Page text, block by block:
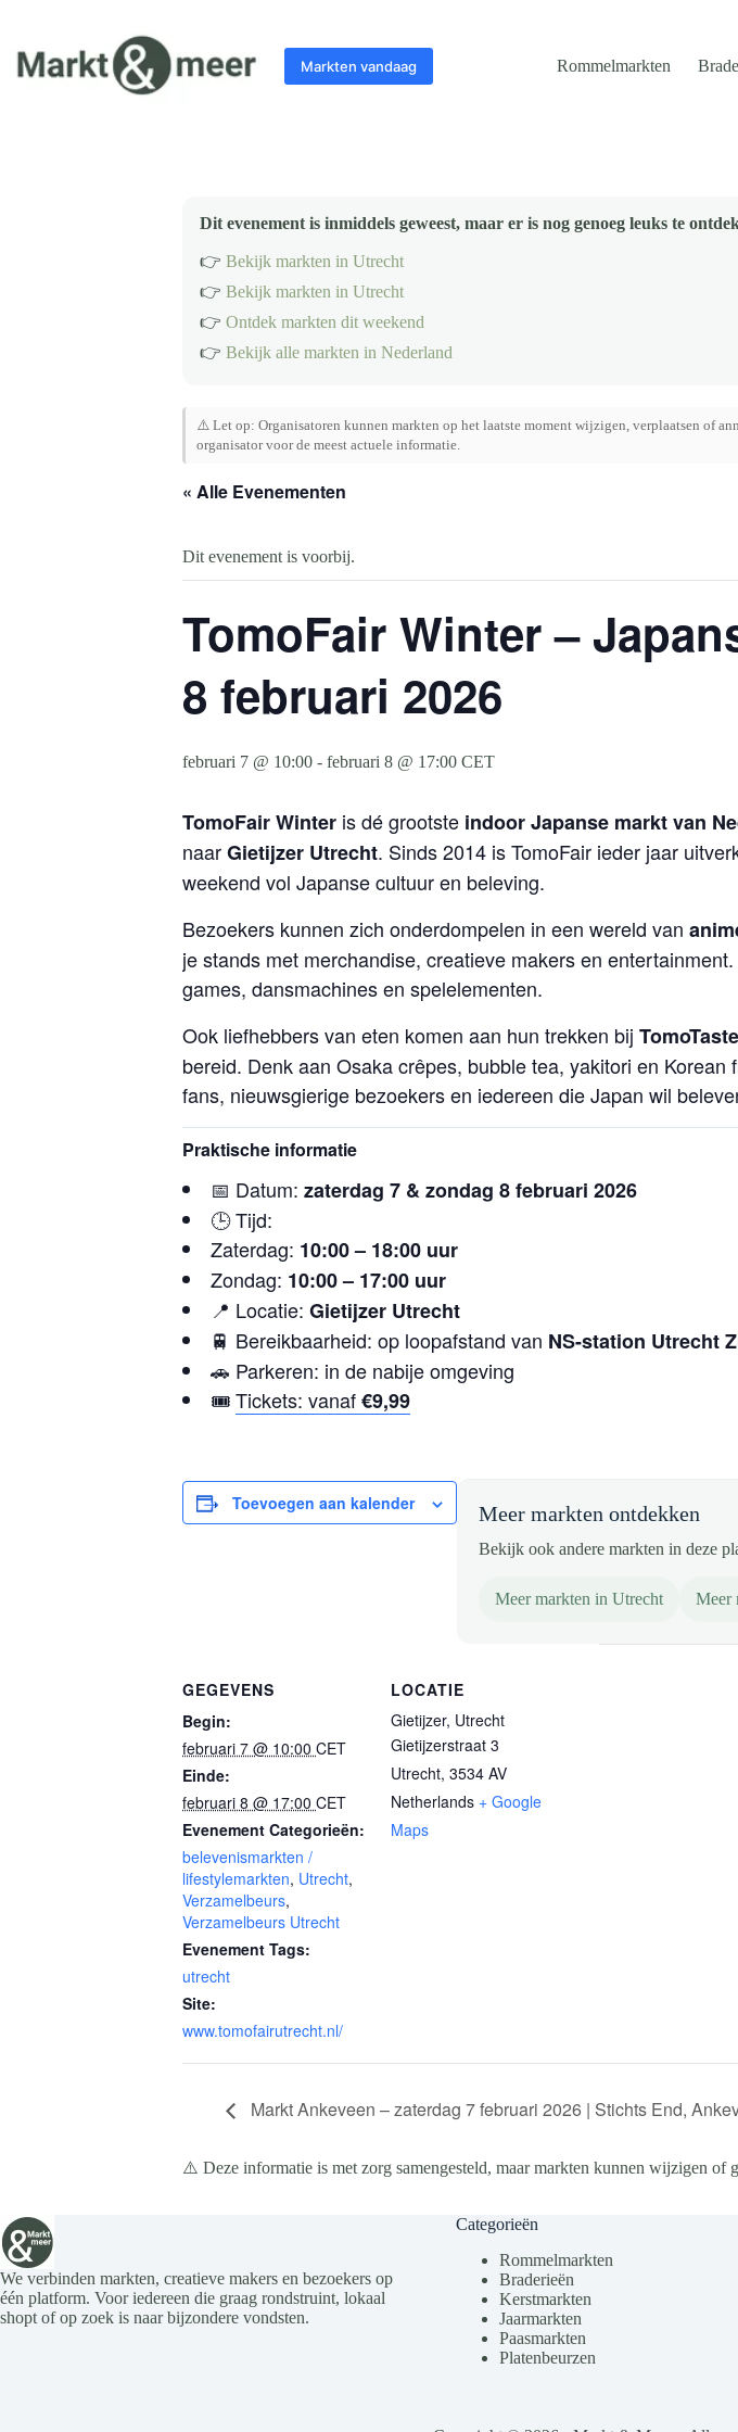
inhoud
Markten vandaag Rommelmarkten
Dit evenement is inmiddels geweest, maar er is nog genoeg leuks te
👉 Bekijk markten in Utrecht
👉 Bekijk markten in Utrecht
👉 Ontdek markten dit weekend
👉 Bekijk alle markten in Nederland
⚠️ Let op: Organisatoren kunnen markten op het laatste moment wijzigen, verplaatsen of
organisator voor de meest actuele informatie.
« Alle Evenementen
Dit evenement is voorbij.
TomoFair Winter –
8 februari 2026
februari 7 @ 10:00 - februari 8 @ 17:00 CET
TomoFair Winter is dé grootste indoor Japanse markt van
naarGietijzer Utrecht. Sinds 2014 is TomoFair ieder jaar
weekend vol Japanse cultuur en beleving.
Bezoekers kunnen zich onderdompelen in een wereld van
je stands met merchandise, creatieve makers en
games, dansmachines en spelelementen.
Ook liefhebbers van eten komen aan hun trekken bij TomoTaste
bereid. Denk aan Osaka crêpes, bubble tea, yakitori en
fans, nieuwsgierige bezoekers en iedereen die Japan wil
Praktische informatie
📅 Datum: zaterdag 7 & zondag 8 februari 2026
🕒 Tijd:
Zaterdag: 10:00 – 18:00 uur
Zondag: 10:00 – 17:00 uur
📍 Locatie: Gietijzer Utrecht
🚆 Bereikbaarheid: op loopafstand van NS-station Utrecht
🚗 Parkeren: in de nabije omgeving
🎟️Tickets: vanaf€9,99
Toevoegen aan kalender Meer markten ontdekken
Bekijk ook andere markten in deze
Meer markten in Utrecht Meer
GEGEVENS
Begin:
februari 7 @ 10:00 CET
Einde:
februari 8 @ 17:00 CET
Evenement Categorieën:
belevenismarkten /
lifestylemarkten, Utrecht,
Verzamelbeurs,
Verzamelbeurs Utrecht
Evenement Tags:
utrecht
Site:
www.tomofairutrecht.nl/
LOCATIE
Gietijzer, Utrecht
Gietijzerstraat 3
Utrecht, 3534 AV
Netherlands + Google
Maps
Markt Ankeveen – zaterdag 7 februari 2026 | Stichts End,
⚠️ Deze informatie is met zorg samengesteld, maar markten kunnen wijzigen
We verbinden markten, creatieve makers en bezoekers op
één platform. Voor iedereen die graag rondstruint, lokaal
shopt of op zoek is naar bijzondere vondsten.
Categorieën
Rommelmarkten
Braderieën
Kerstmarkten
Jaarmarkten
Paasmarkten
Platenbeurzen